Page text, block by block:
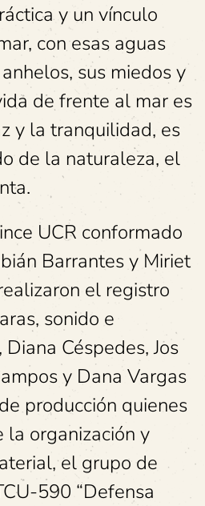
y un vínculo
con esas aguas
sus miedos y
de frente al mar es
y la tranquilidad, es
de la naturaleza, el
UCR conformado
Barrantes y Miriet
el registro
sonido e
Céspedes, Jos
y Dana Vargas
producción quienes
la organización y
el grupo de
590 “Defensa